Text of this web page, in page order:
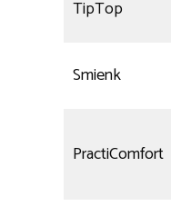
TipTop
Smienk
PractiComfort